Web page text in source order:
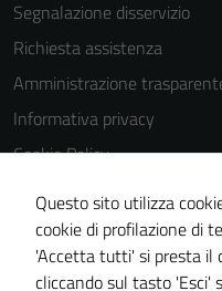
Segnalazione disservizio
Richiesta assistenza
Amministrazione
Informativa privacy
Cookie Policy
Note legali
Dichiarazione di accessibilità
Piano di miglioramento del
Questo sito utilizza
cookie di profilazione di
'Accetta tutti' si presta il
cliccando sul tasto 'Esci'